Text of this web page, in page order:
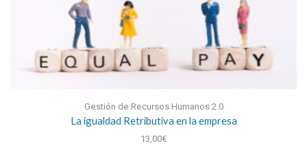
Gestión de Recursos Humanos 2.0
La igualdad Retributiva en la empresa
13,00€